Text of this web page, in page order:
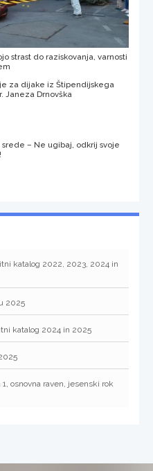
strast do raziskovanja, varnosti
za dijake iz Štipendijskega
Janeza Drnovška
srede – Ne ugibaj, odkrij svoje
katalog 2022, 2023, 2024 in
2025
katalog 2024 in 2025
osnovna raven, jesenski rok